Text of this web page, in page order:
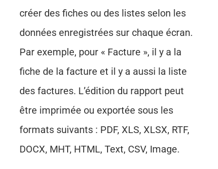
créer des fiches ou des listes selon les
données enregistrées sur chaque écran.
Par exemple, pour « Facture », il y a la
fiche de la facture et il y a aussi la liste
des factures. L’édition du rapport peut
être imprimée ou exportée sous les
formats suivants : PDF, XLS, XLSX, RTF,
DOCX, MHT, HTML, Text, CSV, Image.